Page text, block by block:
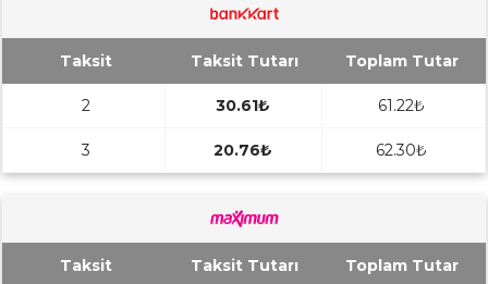
Taksit Taksit Tutarı Toplam Tutar
2 30.61₺ 61.22₺
3 20.76₺ 62.30₺
Taksit Taksit Tutarı Toplam Tutar